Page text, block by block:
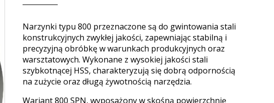
Narzynki typu 800 przeznaczone są do gwintowania stali
konstrukcyjnych zwykłej jakości, zapewniając stabilną i
precyzyjną obróbkę w warunkach produkcyjnych oraz
warsztatowych. Wykonane z wysokiej jakości stali
szybkotnącej HSS, charakteryzują się dobrą odpornością
na zużycie oraz długą żywotnością narzędzia.
Wariant 800 SPN, wyposażony w skośną powierzchnię